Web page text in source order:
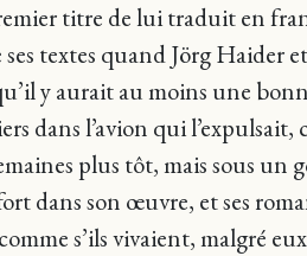
titre de lui traduit en
textes quand Jörg Haider
y aurait au moins une
dans l’avion qui
plus tôt, mais sous
dans son œuvre, et ses
s’ils vivaient, malgré